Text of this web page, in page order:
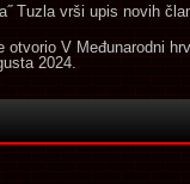
Tuzla vrši upis novih
otvorio V Međunarodni
2024.